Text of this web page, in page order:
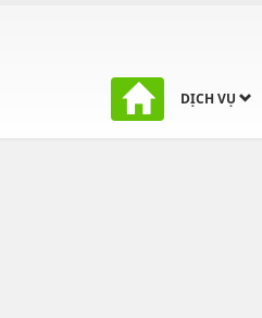
DỊCH VỤ